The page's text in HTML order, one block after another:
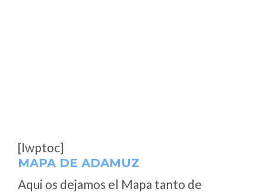
[lwptoc]
MAPA DE ADAMUZ
Aqui os dejamos el Mapa tanto de